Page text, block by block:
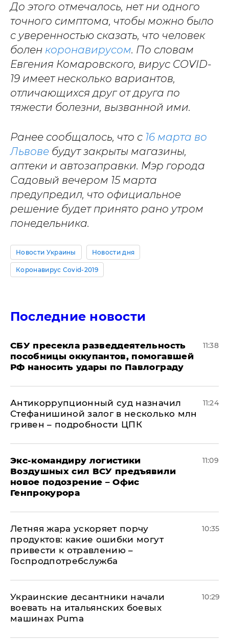
До этого отмечалось, нет ни одного
точного симптома, чтобы можно было
с уверенностью сказать, что человек
болен коронавирусом. По словам
Евгения Комаровского, вирус COVID-
19 имеет несколько вариантов,
отличающихся друг от друга по
тяжести болезни, вызванной ими.
Ранее сообщалось, что с 16 марта во
Львове будут закрыты магазины,
аптеки и автозаправки. Мэр города
Садовый вечером 15 марта
предупредил, что официальное
решение будет принято рано утром
понедельника.
Новости Украины Новости дня
Коронавирус Covid-2019
Последние новости
СБУ пресекла разведдеятельность
пособницы оккупантов, помогавшей
РФ наносить удары по Павлограду
11:38
Антикоррупционный суд назначил
Стефанишиной залог в несколько млн
гривен – подробности ЦПК
11:24
Экс-командиру логистики
Воздушных сил ВСУ предъявили
новое подозрение – Офис
Генпрокурора
11:09
Летняя жара ускоряет порчу
продуктов: какие ошибки могут
привести к отравлению –
Госпродпотребслужба
10:35
Украинские десантники начали
воевать на итальянских боевых
машинах Puma
10:29